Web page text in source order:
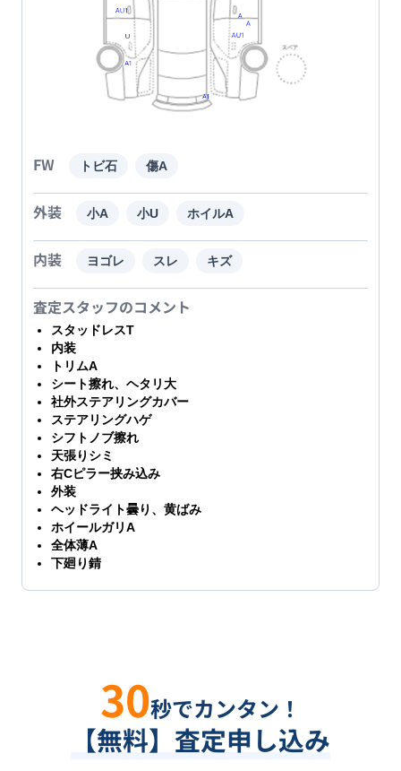
FW トビ石 傷A
外装 小A 小U ホイルA
内装 ヨゴレ スレ キズ
査定スタッフのコメント
スタッドレスT
内装
トリムA
シート擦れ、ヘタリ大
社外ステアリングカバー
ステアリングハゲ
シフトノブ擦れ
天張りシミ
右Cピラー挟み込み
外装
ヘッドライト曇り、黄ばみ
ホイールガリA
全体薄A
下廻り錆
30秒でカンタン！
【無料】査定申し込み